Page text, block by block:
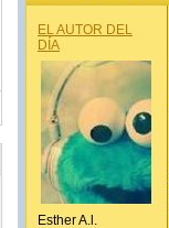
EL AUTOR DEL
DÍA
Esther A.l.